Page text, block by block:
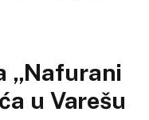
„Nafurani
u Varešu